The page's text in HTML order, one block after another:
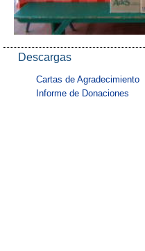
Descargas
Cartas de Agradecimiento
Informe de Donaciones